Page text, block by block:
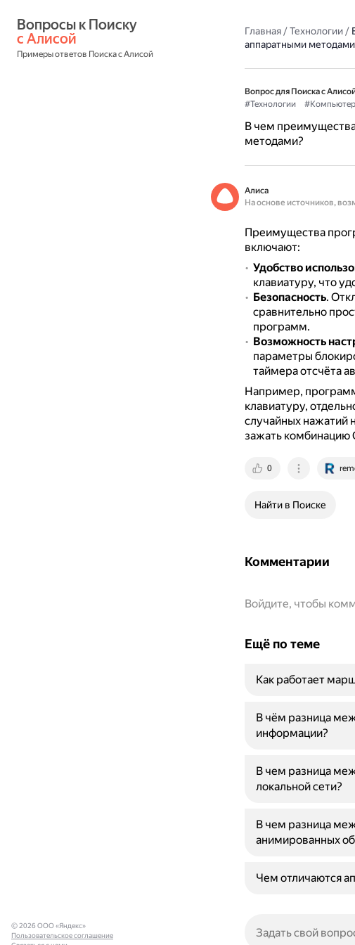
с Алисой
Примеры ответов Поиска с Алисой
Главная/Технологии/
аппаратными
Вопрос для Поиска с
#Технологии
В чем
методами?
Алиса
На основе источников,
Преимущества
включают:
Удобство
клавиатуру, что
Безопасность.
сравнительно
программ.
Возможность
параметры
таймера отсчёта
Например,
клавиатуру,
случайных нажатий
зажать комбинацию
0
Найти в Поиске
Комментарии
Войдите, чтобы
Ещё по теме
Как работает
В чём разница
информации?
В чем разница
локальной сети?
В чем разница
анимированных
Чем отличаются
© 2026 ООО «Яндекс»
Пользовательское соглашение